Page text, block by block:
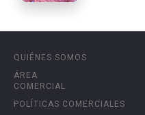
QUIÉNES SOMOS
ÁREA
COMERCIAL
POLÍTICAS COMERCIALES